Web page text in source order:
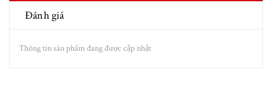
Đánh giá
Thông tin sản phẩm đang được cập nhật